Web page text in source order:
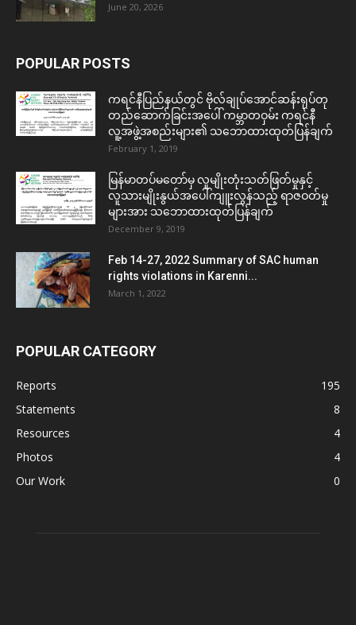
June 20, 2026
POPULAR POSTS
ကရင်နီပြည်နယ်တွင် ဗိုလ်ချုပ်အောင်ဆန်းရုပ်တု
တည်ဆောက်ခြင်းအပေါ် ကမ္ဘာတဝှမ်း ကရင်နီ
လူ့အဖွဲ့အစည်းများ၏ သဘောထားထုတ်ပြန်ချက်
February 1, 2019
မြန်မာတပ်မတော်မှ လူမျိုးတုံးသတ်ဖြတ်မှုနှင့်
လူသားမျိုးနွယ်အပေါ်ကျူးလွန်သည့် ရာဇဝတ်မှု
များအား သဘောထားထုတ်ပြန်ချက်
December 9, 2019
Feb 14-27, 2022 Summary of SAC human
rights violations in Karenni...
March 1, 2022
POPULAR CATEGORY
Reports
195
Statements
8
Resources
4
Photos
4
Our Work
0